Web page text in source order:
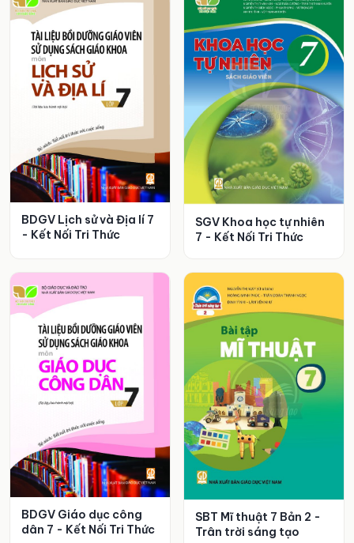
BDGV Lịch sử và Địa lí 7
- Kết Nối Tri Thức
SGV Khoa học tự nhiên
7 - Kết Nối Tri Thức
BDGV Giáo dục công
dân 7 - Kết Nối Tri Thức
SBT Mĩ thuật 7 Bản 2 -
Trân trời sáng tạo